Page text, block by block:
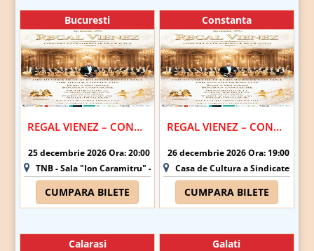
Bucuresti
REGAL VIENEZ – CONCERT EXTRAORDINAR DE CRACIUN | BUCURESTI
25 decembrie 2026 Ora: 20:00
TNB - Sala "Ion Caramitru" - Bucuresti
CUMPARA BILETE
Constanta
REGAL VIENEZ – CONCERT EXTRAORDINAR DE CRACIUN | CONSTANTA
26 decembrie 2026 Ora: 19:00
Casa de Cultura a Sindicatelor -
CUMPARA BILETE
Calarasi Galati